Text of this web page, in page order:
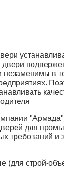
двери
незаменимы в
для
требований и
(для строй-